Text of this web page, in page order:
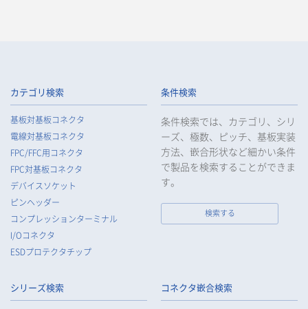
カテゴリ検索
基板対基板コネクタ
電線対基板コネクタ
FPC/FFC用コネクタ
FPC対基板コネクタ
デバイスソケット
ピンヘッダー
コンプレッションターミナル
I/Oコネクタ
ESDプロテクタチップ
条件検索
条件検索では、カテゴリ、シリ
ーズ、極数、ピッチ、基板実装
方法、嵌合形状など細かい条件
で製品を検索することができま
す。
検索する
シリーズ検索 コネクタ嵌合検索